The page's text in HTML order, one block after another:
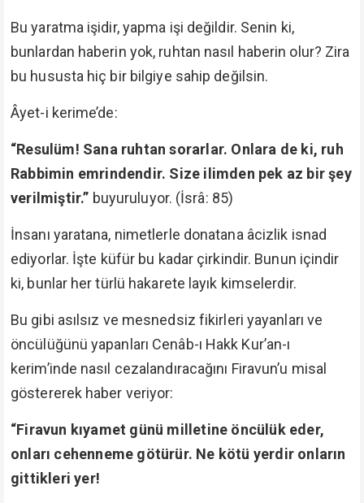
Bu yaratma işidir, yapma işi değildir. Senin ki,
bunlardan haberin yok, ruhtan nasıl haberin olur? Zira
bu hususta hiç bir bilgiye sahip değilsin.
Âyet-i kerime’de:
“Resulüm! Sana ruhtan sorarlar. Onlara de ki, ruh
Rabbimin emrindendir. Size ilimden pek az bir şey
verilmiştir.” buyuruluyor. (İsrâ: 85)
İnsanı yaratana, nimetlerle donatana âcizlik isnad
ediyorlar. İşte küfür bu kadar çirkindir. Bunun içindir
ki, bunlar her türlü hakarete layık kimselerdir.
Bu gibi asılsız ve mesnedsiz fikirleri yayanları ve
öncülüğünü yapanları Cenâb-ı Hakk Kur’an-ı
kerim’inde nasıl cezalandıracağını Firavun’u misal
göstererek haber veriyor:
“Firavun kıyamet günü milletine öncülük eder,
onları cehenneme götürür. Ne kötü yerdir onların
gittikleri yer!